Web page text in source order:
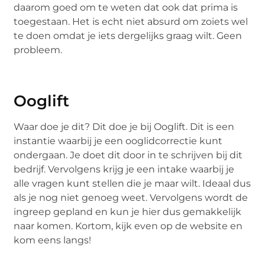
daarom goed om te weten dat ook dat prima is
toegestaan. Het is echt niet absurd om zoiets wel
te doen omdat je iets dergelijks graag wilt. Geen
probleem.
Ooglift
Waar doe je dit? Dit doe je bij Ooglift. Dit is een
instantie waarbij je een ooglidcorrectie kunt
ondergaan. Je doet dit door in te schrijven bij dit
bedrijf. Vervolgens krijg je een intake waarbij je
alle vragen kunt stellen die je maar wilt. Ideaal dus
als je nog niet genoeg weet. Vervolgens wordt de
ingreep gepland en kun je hier dus gemakkelijk
naar komen. Kortom, kijk even op de website en
kom eens langs!